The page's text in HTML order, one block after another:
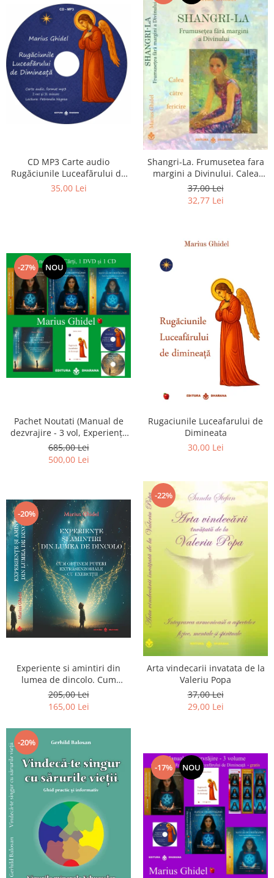
CD MP3 Carte audio
Rugăciunile Luceafărului de
dimineață
35,00 Lei
Shangri-La. Frumusetea fara
margini a Divinului. Calea
catre fericire
37,00 Lei
32,77 Lei
-27% NOU
Pachet Noutati (Manual de
dezvrajire - 3 vol, Experiențe
și amintiri, Rugăciunile
Luceafarului de dimineata) -
Marius Ghidel
685,00 Lei
500,00 Lei
Rugaciunile Luceafarului de
Dimineata
30,00 Lei
-20%
Experiente si amintiri din
lumea de dincolo. Cum
obtinem puteri
extrasenzoriale - cu exercitii
205,00 Lei
165,00 Lei
-22%
Arta vindecarii invatata de la
Valeriu Popa
37,00 Lei
29,00 Lei
-20%
-17% NOU